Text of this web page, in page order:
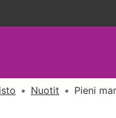
Nuotit Pieni